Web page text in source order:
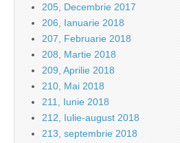
205, Decembrie 2017
206, Ianuarie 2018
207, Februarie 2018
208, Martie 2018
209, Aprilie 2018
210, Mai 2018
211, Iunie 2018
212, Iulie-august 2018
213, septembrie 2018